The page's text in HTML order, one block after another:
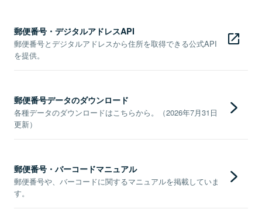
郵便番号・デジタルアドレスAPI
郵便番号とデジタルアドレスから住所を取得できる公式API
を提供。
郵便番号データのダウンロード
各種データのダウンロードはこちらから。（2026年7月31日
更新）
郵便番号・バーコードマニュアル
郵便番号や、バーコードに関するマニュアルを掲載していま
す。